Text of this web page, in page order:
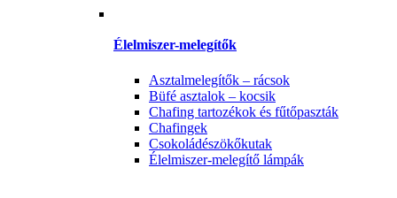
Élelmiszer-melegítők
Asztalmelegítők – rácsok
Büfé asztalok – kocsik
Chafing tartozékok és fűtőpaszták
Chafingek
Csokoládészökőkutak
Élelmiszer-melegítő lámpák